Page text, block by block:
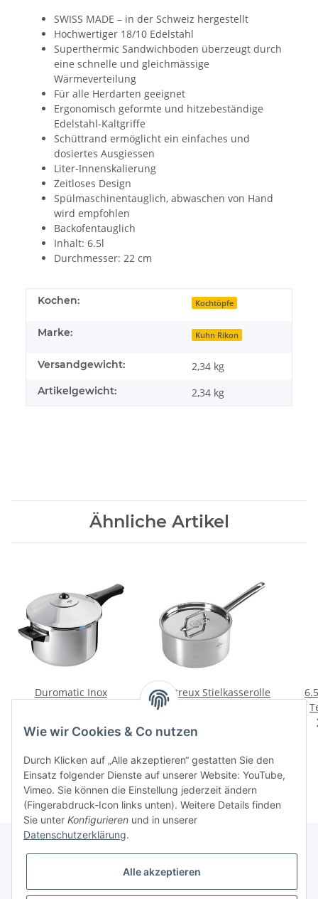
SWISS MADE – in der Schweiz hergestellt
Hochwertiger 18/10 Edelstahl
Superthermic Sandwichboden überzeugt durch
eine schnelle und gleichmässige
Wärmeverteilung
Für alle Herdarten geeignet
Ergonomisch geformte und hitzebeständige
Edelstahl-Kaltgriffe
Schüttrand ermöglicht ein einfaches und
dosiertes Ausgiessen
Liter-Innenskalierung
Zeitloses Design
Spülmaschinentauglich, abwaschen von Hand
wird empfohlen
Backofentauglich
Inhalt: 6.5l
Durchmesser: 22 cm
Kochen: Kochtöpfe
Marke: Kuhn Rikon
Versandgewicht: 2,34 kg
Artikelgewicht: 2,34 kg
Ähnliche Artikel
Duromatic Inox
249,00 CHF*
Montreux Stielkasserolle
129,00 CHF
Wie wir Cookies & Co nutzen
Durch Klicken auf „Alle akzeptieren“ gestatten Sie den
Einsatz folgender Dienste auf unserer Website: YouTube,
Vimeo. Sie können die Einstellung jederzeit ändern
(Fingerabdruck-Icon links unten). Weitere Details finden
Sie unter Konfigurieren und in unserer
Datenschutzerklärung.
Alle akzeptieren